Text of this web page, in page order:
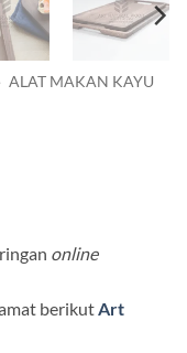
ALAT MAKAN KAYU
online
berikutArt